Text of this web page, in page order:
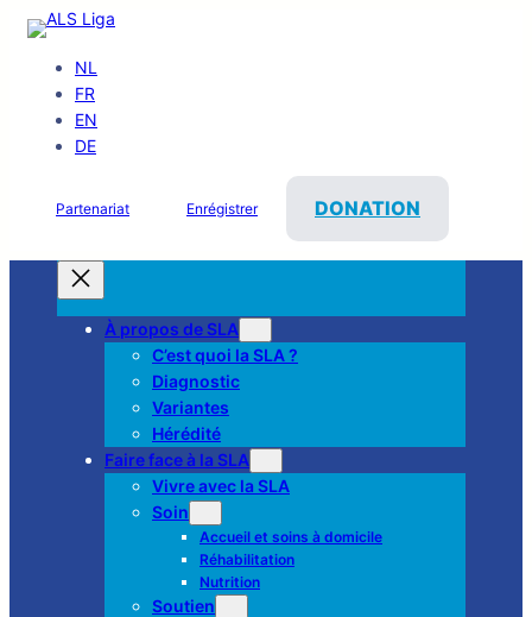
NL
FR
EN
DE
Partenariat Enrégistrer DONATION
À propos de SLA
C’est quoi la SLA ?
Diagnostic
Variantes
Hérédité
Faire face à la SLA
Vivre avec la SLA
Soin
Accueil et soins à domicile
Réhabilitation
Nutrition
Soutien